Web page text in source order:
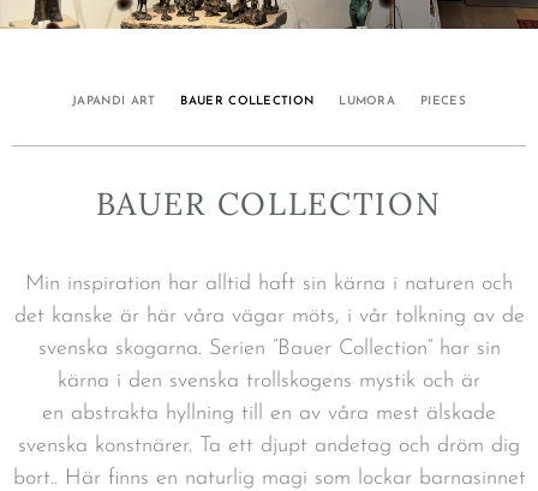
JAPANDI ART BAUER COLLECTION LUMORA PIECES
BAUER COLLECTION
Min inspiration har alltid haft sin kärna i naturen och
det kanske är här våra vägar möts, i vår tolkning av de
svenska skogarna. Serien ”Bauer Collection” har sin
kärna i den svenska trollskogens mystik och är
en abstrakta hyllning till en av våra mest älskade
svenska konstnärer. Ta ett djupt andetag och dröm dig
bort.. Här finns en naturlig magi som lockar barnasinnet